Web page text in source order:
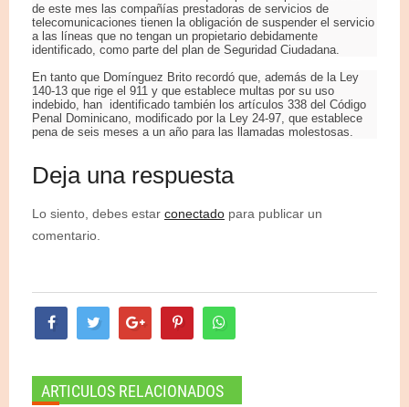
de este mes las compañías prestadoras de servicios de
telecomunicaciones tienen la obligación de suspender el servicio
a las líneas que no tengan un propietario debidamente
identificado, como parte del plan de Seguridad Ciudadana.
En tanto que Domínguez Brito recordó que, además de la Ley
140-13 que rige el 911 y que establece multas por su uso
indebido, han identificado también los artículos 338 del Código
Penal Dominicano, modificado por la Ley 24-97, que establece
pena de seis meses a un año para las llamadas molestosas.
Deja una respuesta
Lo siento, debes estar conectado para publicar un
comentario.
ARTICULOS RELACIONADOS